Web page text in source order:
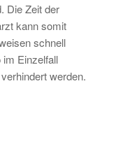
Die Zeit der
kann somit
schnell
Einzelfall
werden.